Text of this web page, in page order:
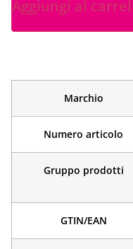
Aggiungi al
Marchio
Numero articolo
Gruppo prodotti
GTIN/EAN